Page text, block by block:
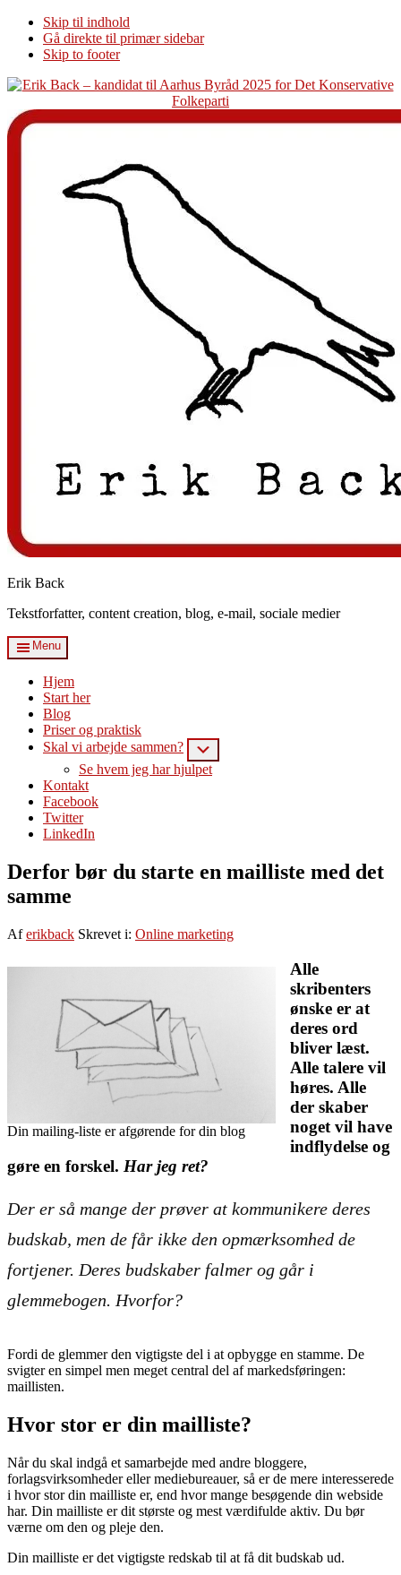
Skip til indhold
Gå direkte til primær sidebar
Skip to footer
Additional
menu
Erik Back
Tekstforfatter, content creation, blog, e-mail, sociale medier
Menu
Hjem
Start her
Blog
Priser og praktisk
Skal vi arbejde sammen?
Se hvem jeg har hjulpet
Kontakt
Facebook
Twitter
LinkedIn
Derfor bør du starte en mailliste med det
samme
Aferikback Skrevet i: Online marketing
Din mailing-liste er afgørende for din blog
Alle
skribenters
ønske er at
deres ord
bliver læst.
Alle talere vil
høres. Alle
der skaber
noget vil have
indflydelse og
gøre en forskel. Har jeg ret?
Der er så mange der prøver at kommunikere deres
budskab, men de får ikke den opmærksomhed de
fortjener. Deres budskaber falmer og går i
glemmebogen. Hvorfor?
Fordi de glemmer den vigtigste del i at opbygge en stamme. De
svigter en simpel men meget central del af markedsføringen:
maillisten.
Hvor stor er din mailliste?
Når du skal indgå et samarbejde med andre bloggere,
forlagsvirksomheder eller mediebureauer, så er de mere interesserede
i hvor stor din mailliste er, end hvor mange besøgende din webside
har. Din mailliste er dit største og mest værdifulde aktiv. Du bør
værne om den og pleje den.
Din mailliste er det vigtigste redskab til at få dit budskab ud.